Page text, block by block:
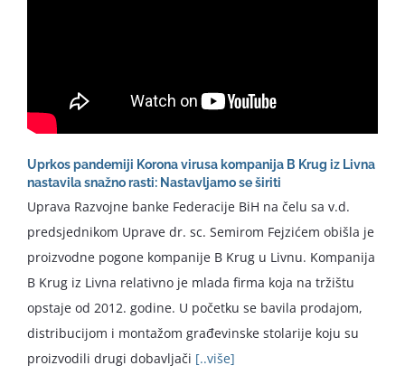
Uprkos pandemiji Korona virusa kompanija B Krug iz Livna
nastavila snažno rasti: Nastavljamo se širiti
Uprava Razvojne banke Federacije BiH na čelu sa v.d.
predsjednikom Uprave dr. sc. Semirom Fejzićem obišla je
proizvodne pogone kompanije B Krug u Livnu. Kompanija
B Krug iz Livna relativno je mlada firma koja na tržištu
opstaje od 2012. godine. U početku se bavila prodajom,
distribucijom i montažom građevinske stolarije koju su
proizvodili drugi dobavljači [..više]